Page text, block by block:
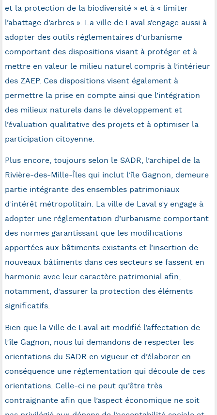
et la protection de la biodiversité » et à « limiter
l’abattage d’arbres ». La ville de Laval s’engage aussi à
adopter des outils réglementaires d’urbanisme
comportant des dispositions visant à protéger et à
mettre en valeur le milieu naturel compris à l’intérieur
des ZAEP. Ces dispositions visent également à
permettre la prise en compte ainsi que l’intégration
des milieux naturels dans le développement et
l’évaluation qualitative des projets et à optimiser la
participation citoyenne.
Plus encore, toujours selon le SADR, l’archipel de la
Rivière-des-Mille-Îles qui inclut l’île Gagnon, demeure
partie intégrante des ensembles patrimoniaux
d’intérêt métropolitain. La ville de Laval s’y engage à
adopter une réglementation d’urbanisme comportant
des normes garantissant que les modifications
apportées aux bâtiments existants et l’insertion de
nouveaux bâtiments dans ces secteurs se fassent en
harmonie avec leur caractère patrimonial afin,
notamment, d’assurer la protection des éléments
significatifs.
Bien que la Ville de Laval ait modifié l’affectation de
l’île Gagnon, nous lui demandons de respecter les
orientations du SADR en vigueur et d’élaborer en
conséquence une réglementation qui découle de ces
orientations. Celle-ci ne peut qu’être très
contraignante afin que l’aspect économique ne soit